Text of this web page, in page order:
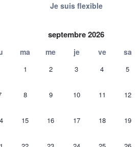
Je suis flexible
septembre 2026
ma me je ve sa
1 2 3 4 5
8 9 10 11 12
15 16 17 18 19